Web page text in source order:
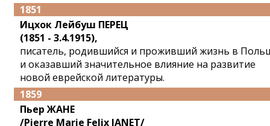
1851
Ицхок Лейбуш ПЕРЕЦ
(1851 - 3.4.1915),
писатель, родившийся и проживший жизнь в
и оказавший значительное влияние на развитие
новой еврейской литературы.
1859
Пьер ЖАНЕ
/Pierre Marie Felix JANET/